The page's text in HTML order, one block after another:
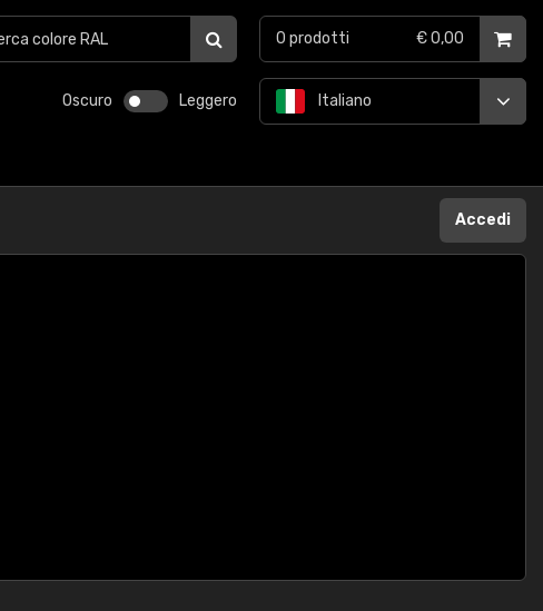
Oscuro Leggero Italiano
0 prodotti € 0,00
Accedi